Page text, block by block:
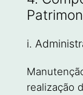
i.
realização